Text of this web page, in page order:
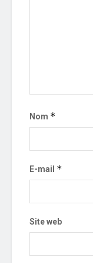
Nom *
E-mail *
Site web